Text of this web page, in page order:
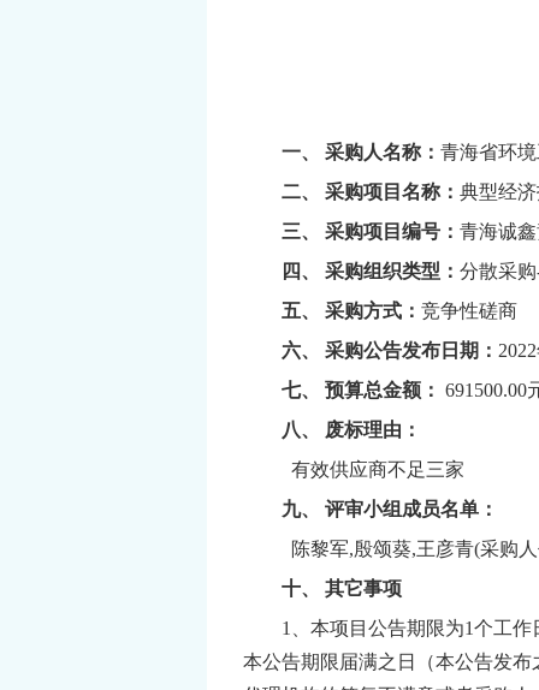
一、 采购人名称： 青海省环
二、 采购项目名称： 典型经
三、 采购项目编号： 青海诚
四、 采购组织类型： 分散采购
五、 采购方式： 竞争性磋商
六、 采购公告发布日期： 2022
七、 预算总金额： 691500.00
八、 废标理由：
有效供应商不足三家
九、 评审小组成员名单：
陈黎军,殷颂葵,王彦青(采购
十、 其它事项
1
、本项目公告期限为1个工作
本公告期限届满之日（本公告发布